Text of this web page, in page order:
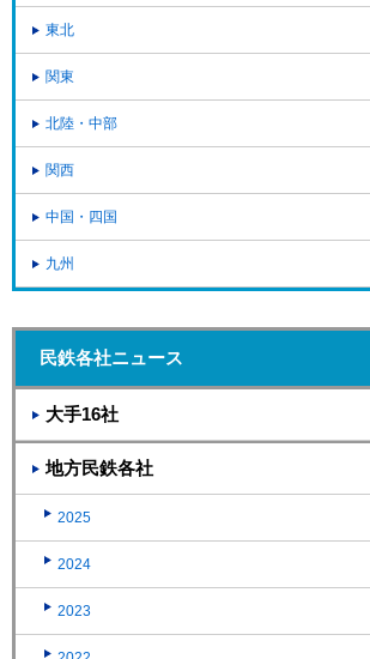
東北
関東
北陸・中部
関西
中国・四国
九州
民鉄各社ニュース
大手16社
地方民鉄各社
2025
2024
2023